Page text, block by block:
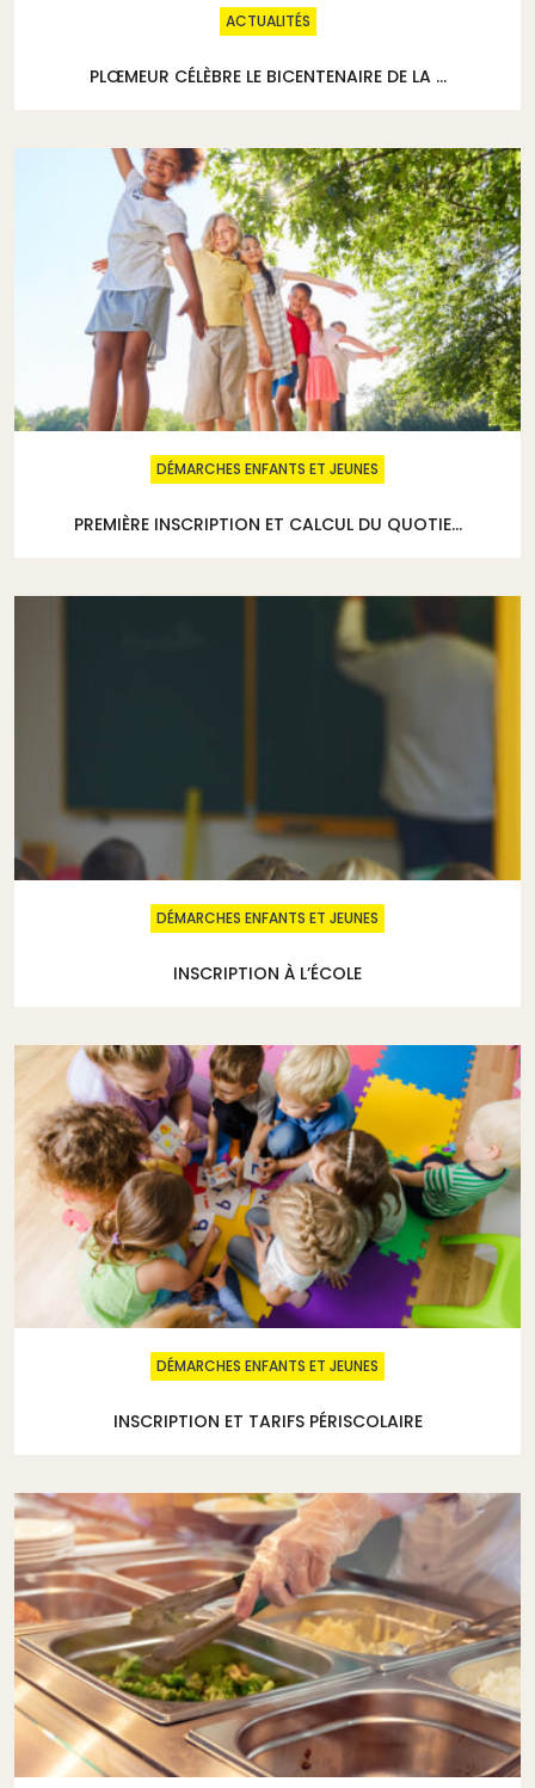
ACTUALITÉS
PLŒMEUR CÉLÈBRE LE BICENTENAIRE DE LA ...
DÉMARCHES ENFANTS ET JEUNES
PREMIÈRE INSCRIPTION ET CALCUL DU QUOTIE...
DÉMARCHES ENFANTS ET JEUNES
INSCRIPTION À L’ÉCOLE
DÉMARCHES ENFANTS ET JEUNES
INSCRIPTION ET TARIFS PÉRISCOLAIRE